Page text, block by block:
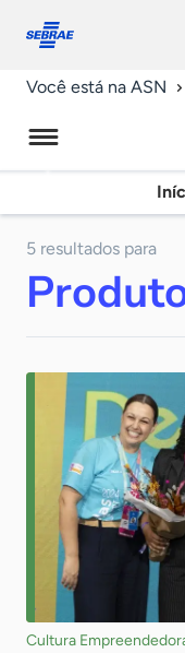
conosco
Você está na ASN
5 resultados para
Cultura